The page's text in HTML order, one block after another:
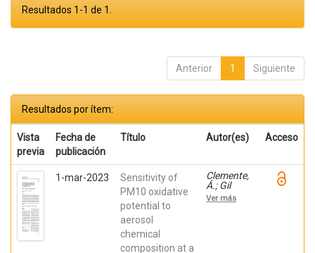
Resultados 1-1 de 1.
Anterior 1 Siguiente
Resultados por ítem:
Vista
previa
Fecha de
publicación
Título Autor(es) Acceso
1-mar-2023
Sensitivity of
PM10 oxidative
potential to
aerosol
chemical
composition at a
Clemente,
Á.; Gil
Moltó,
Juan;
Ver más